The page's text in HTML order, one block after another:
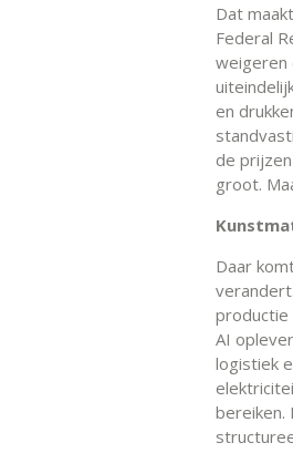
Dat
Federal
weigeren
en
de
groot.
Daar
productie
AI
logistiek
bereiken.